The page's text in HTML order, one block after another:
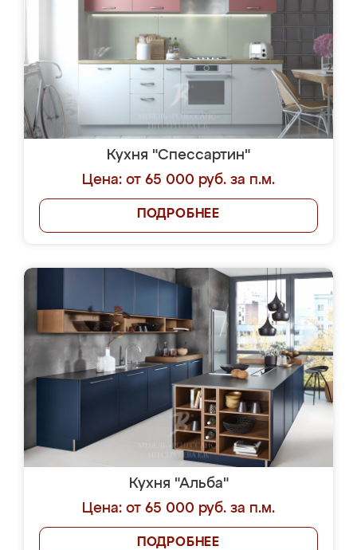
Кухня "Спессартин"
Цена: от 65 000 руб. за п.м.
ПОДРОБНЕЕ
Кухня "Альба"
Цена: от 65 000 руб. за п.м.
ПОДРОБНЕЕ